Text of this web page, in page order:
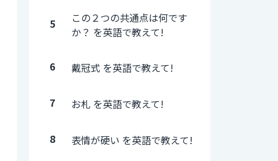
5
この２つの共通点は何です
か？ を英語で教えて!
6 戴冠式 を英語で教えて!
7 お札 を英語で教えて!
8 表情が硬い を英語で教えて!